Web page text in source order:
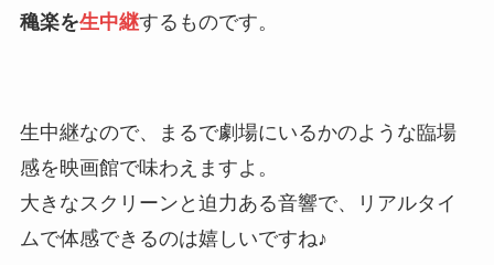
穐楽を生中継するものです。
生中継なので、まるで劇場にいるかのような臨場
感を映画館で味わえますよ。
大きなスクリーンと迫力ある音響で、リアルタイ
ムで体感できるのは嬉しいですね♪